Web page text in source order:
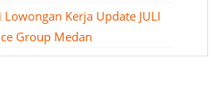
Kerja Update JULI
Group Medan